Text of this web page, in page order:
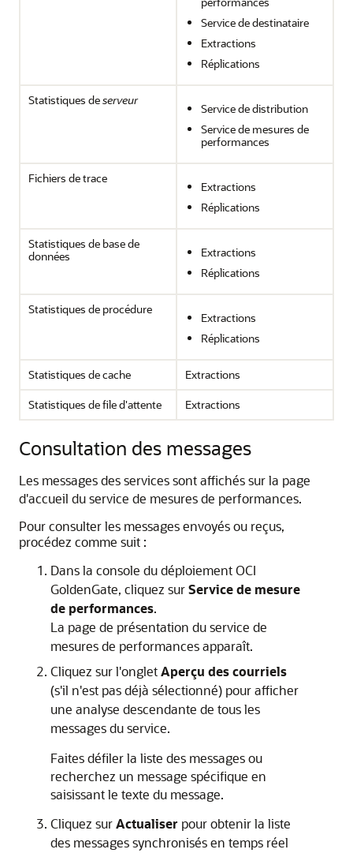
Service de destinataire
Extractions
Réplications
Statistiques deserveur
Service de distribution
Service de mesures de
performances
Fichiers de trace
Extractions
Réplications
Statistiques de base de
données
Extractions
Réplications
Statistiques de procédure
Extractions
Réplications
Statistiques de cache
Extractions
Statistiques de file d'attente
Extractions
Consultation des messages
Les messages des services sont affichés sur la page
d'accueil du service de mesures de performances.
Pour consulter les messages envoyés ou reçus,
procédez comme suit :
Dans la console du déploiementOCI
GoldenGate, cliquez surService de mesure
de performances.
La page de présentation du service de
mesures de performances apparaît.
Cliquez sur l'ongletAperçu des courriels
(s'il n'est pas déjà sélectionné) pour afficher
une analyse descendante de tous les
messages du service.
Faites défiler la liste des messages ou
recherchez un message spécifique en
saisissant le texte du message.
Cliquez surActualiser pour obtenir la liste
des messages synchronisés en temps réel